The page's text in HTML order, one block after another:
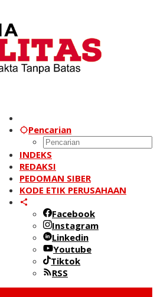
Pencarian
INDEKS
REDAKSI
PEDOMAN SIBER
KODE ETIK PERUSAHAAN
Facebook
Instagram
Linkedin
Youtube
Tiktok
RSS